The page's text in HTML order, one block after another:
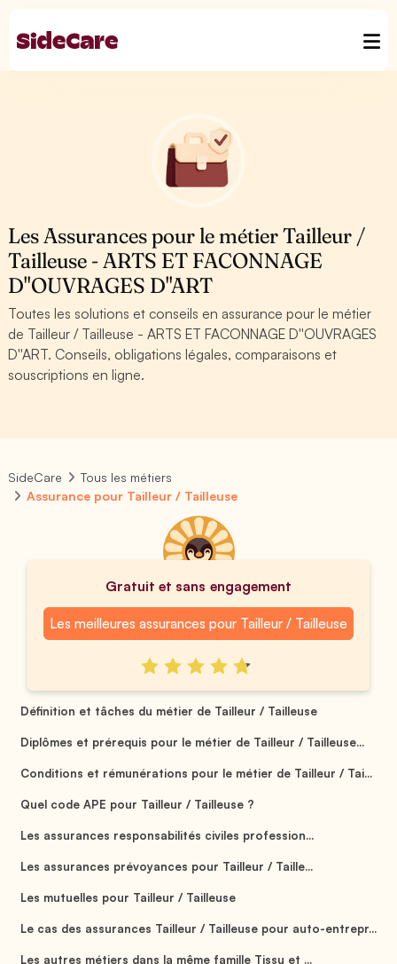
Les Assurances pour le métier Tailleur /
Tailleuse - ARTS ET FACONNAGE
D''OUVRAGES D''ART
Toutes les solutions et conseils en assurance pour le métier
de Tailleur / Tailleuse - ARTS ET FACONNAGE D''OUVRAGES
D''ART. Conseils, obligations légales, comparaisons et
souscriptions en ligne.
SideCare
Tous les métiers
Assurance pour Tailleur / Tailleuse
Gratuit et sans engagement
Les meilleures assurances pour Tailleur / Tailleuse
Définition et tâches du métier de Tailleur / Tailleuse
Diplômes et prérequis pour le métier de Tailleur / Tailleuse...
Conditions et rémunérations pour le métier de Tailleur / Tai...
Quel code APE pour Tailleur / Tailleuse ?
Les assurances responsabilités civiles profession...
Les assurances prévoyances pour Tailleur / Taille...
Les mutuelles pour Tailleur / Tailleuse
Le cas des assurances Tailleur / Tailleuse pour auto-entrepr...
Les autres métiers dans la même famille Tissu et ...